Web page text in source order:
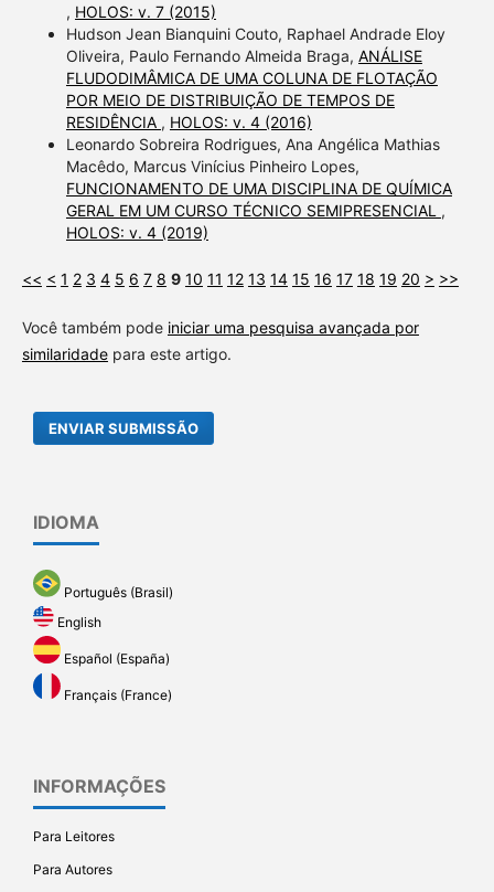
, HOLOS: v. 7 (2015)
Hudson Jean Bianquini Couto, Raphael Andrade Eloy
Oliveira, Paulo Fernando Almeida Braga, ANÁLISE
FLUDODIMÂMICA DE UMA COLUNA DE FLOTAÇÃO
POR MEIO DE DISTRIBUIÇÃO DE TEMPOS DE
RESIDÊNCIA , HOLOS: v. 4 (2016)
Leonardo Sobreira Rodrigues, Ana Angélica Mathias
Macêdo, Marcus Vinícius Pinheiro Lopes,
FUNCIONAMENTO DE UMA DISCIPLINA DE QUÍMICA
GERAL EM UM CURSO TÉCNICO SEMIPRESENCIAL ,
HOLOS: v. 4 (2019)
<< < 1 2 3 4 5 6 7 8 9 10 11 12 13 14 15 16 17 18 19 20 > >>
Você também pode iniciar uma pesquisa avançada por
similaridadepara este artigo.
ENVIAR SUBMISSÃO
IDIOMA
Português (Brasil)
English
Español (España)
Français (France)
INFORMAÇÕES
Para Leitores
Para Autores